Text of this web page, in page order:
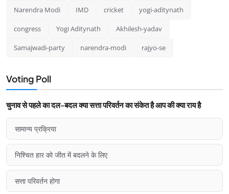
Narendra Modi IMD cricket yogi-aditynath
congress Yogi Aditynath Akhilesh-yadav
Samajwadi-party narendra-modi rajyo-se
Voting Poll
चुनाव से पहले का दल-बदल क्या सत्ता परिवर्तन का संकेत है आप की क्या राय है
सामान्य प्रक्रिया
निश्चित हार को जीत में बदलने के लिए
सत्ता परिवर्तन होगा